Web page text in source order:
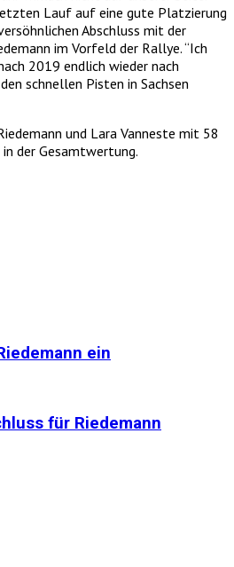
Lauf auf eine gute Platzierung
Abschluss mit der
im Vorfeld der Rallye. “Ich
2019 endlich wieder nach
schnellen Pisten in Sachsen
und Lara Vanneste mit 58
der Gesamtwertung.
ein
für Riedemann